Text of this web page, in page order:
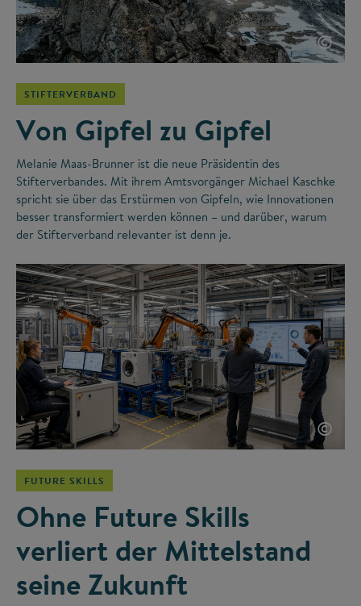
©
STIFTERVERBAND
Von Gipfel zu Gipfel
Melanie Maas-Brunner ist die neue Präsidentin des
Stifterverbandes. Mit ihrem Amtsvorgänger Michael Kaschke
spricht sie über das Erstürmen von Gipfeln, wie Innovationen
besser transformiert werden können – und darüber, warum
der Stifterverband relevanter ist denn je.
©
FUTURE SKILLS
Ohne Future Skills
verliert der Mittelstand
seine Zukunft